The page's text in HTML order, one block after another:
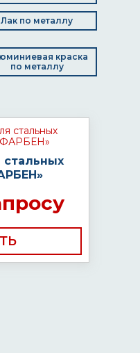
Лак по металлу
краска
по металлу
стальных